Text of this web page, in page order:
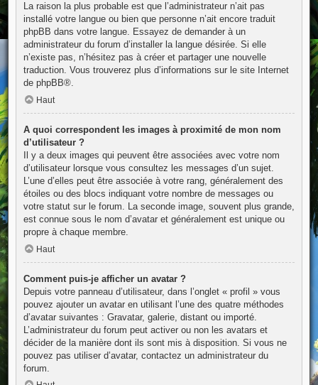
La raison la plus probable est que l’administrateur n’ait pas
installé votre langue ou bien que personne n’ait encore traduit
phpBB dans votre langue. Essayez de demander à un
administrateur du forum d’installer la langue désirée. Si elle
n’existe pas, n’hésitez pas à créer et partager une nouvelle
traduction. Vous trouverez plus d’informations sur le site Internet
de phpBB®.
Haut
A quoi correspondent les images à proximité de mon nom
d’utilisateur ?
Il y a deux images qui peuvent être associées avec votre nom
d’utilisateur lorsque vous consultez les messages d’un sujet.
L’une d’elles peut être associée à votre rang, généralement des
étoiles ou des blocs indiquant votre nombre de messages ou
votre statut sur le forum. La seconde image, souvent plus grande,
est connue sous le nom d’avatar et généralement est unique ou
propre à chaque membre.
Haut
Comment puis-je afficher un avatar ?
Depuis votre panneau d’utilisateur, dans l’onglet « profil » vous
pouvez ajouter un avatar en utilisant l’une des quatre méthodes
d’avatar suivantes : Gravatar, galerie, distant ou importé.
L’administrateur du forum peut activer ou non les avatars et
décider de la manière dont ils sont mis à disposition. Si vous ne
pouvez pas utiliser d’avatar, contactez un administrateur du
forum.